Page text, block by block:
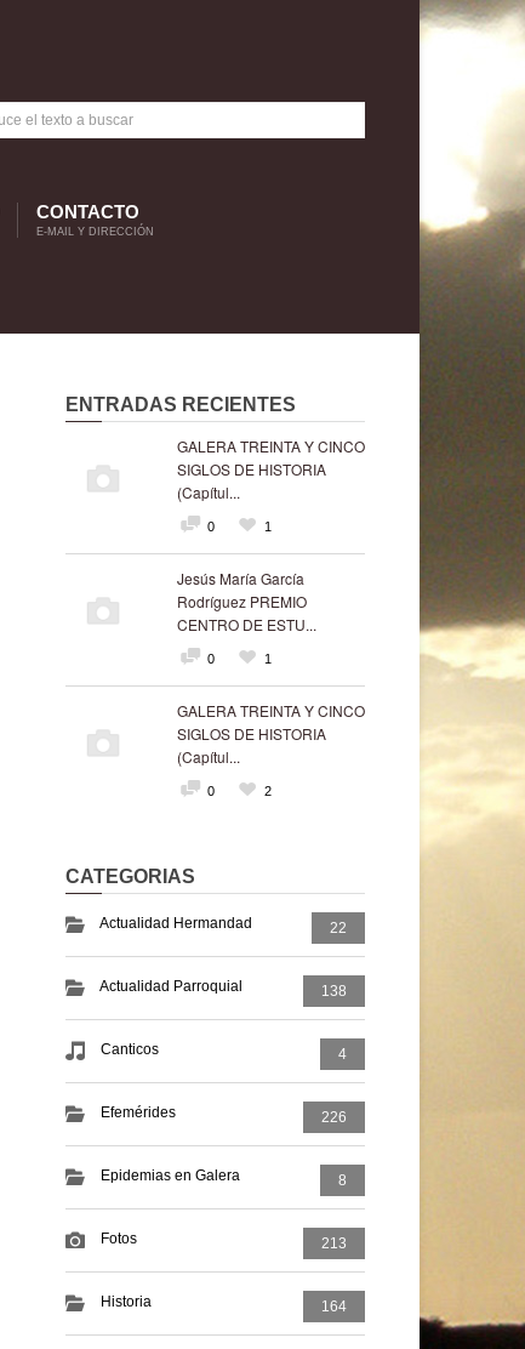
CONTACTO
E-MAIL Y DIRECCIÓN
ENTRADAS RECIENTES
GALERA TREINTA Y CINCO
SIGLOS DE HISTORIA
(Capítul...
0 1
Jesús María García
Rodríguez PREMIO
CENTRO DE ESTU...
0 1
GALERA TREINTA Y CINCO
SIGLOS DE HISTORIA
(Capítul...
0 2
CATEGORIAS
Actualidad Hermandad 22
Actualidad Parroquial 138
Canticos 4
Efemérides 226
Epidemias en Galera 8
Fotos 213
Historia 164